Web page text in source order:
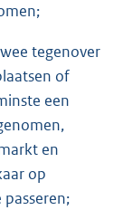
tegenover
of
een
en
op